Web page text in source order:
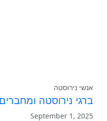
אנשי נירוסטה
ברגי נירוסטה ומחברים
September 1, 2025